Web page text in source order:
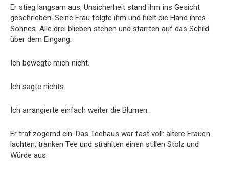
Er stieg langsam aus, Unsicherheit stand ihm ins Gesicht
geschrieben. Seine Frau folgte ihm und hielt die Hand ihres
Sohnes. Alle drei blieben stehen und starrten auf das Schild
über dem Eingang.
Ich bewegte mich nicht.
Ich sagte nichts.
Ich arrangierte einfach weiter die Blumen.
Er trat zögernd ein. Das Teehaus war fast voll: ältere Frauen
lachten, tranken Tee und strahlten einen stillen Stolz und
Würde aus.